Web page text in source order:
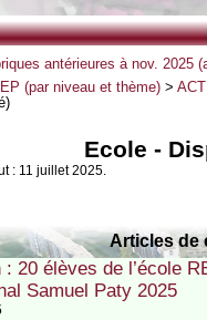
antérieures à nov. 2025
(par niveau et thème)>
Ecole -
: 11 juillet 2025.
Articles de
: 20 élèves de l’école
Samuel Paty 2025